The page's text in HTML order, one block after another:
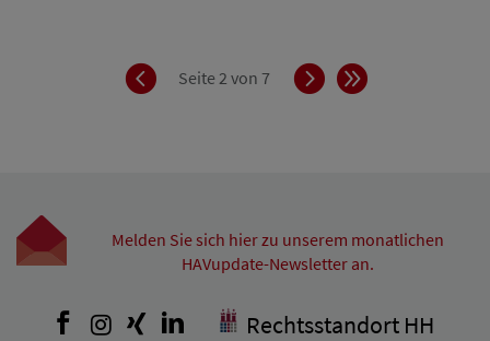
ZurückSeite 2 von 7 VorwärtsEnde
Melden Sie sich hier zu unserem monatlichen
HAVupdate-Newsletter an.
Facebook
Instagram
XingLinkedInRechtsstandort HH